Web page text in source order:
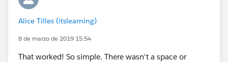
Alice Tilles (itslearning)
8 de marzo de 2019 15:54
That worked! So simple. There wasn't a space or